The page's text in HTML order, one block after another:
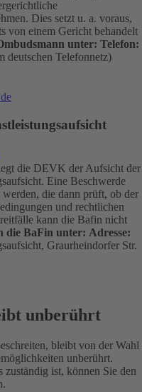
Dies setzt u. a. voraus,
von einem Gericht behandelt
unter: Telefon:
deutschen Telefonnetz)
die DEVK der Aufsicht der
Eine Beschwerde
die dann prüft, ob der
und rechtlichen
kann die Bafin nicht
die BaFin unter: Adresse:
Graurheindorfer Str.
unberührt
bleibt von der Wahl
unberührt.
ist, können Sie den